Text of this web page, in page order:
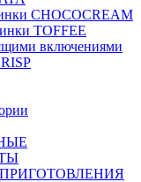
CHOCOCREAM
TOFFEE
включениями